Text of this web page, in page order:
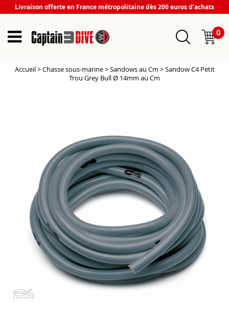
Livraison offerte en France métropolitaine dès 200 euros d’achats
0
Accueil >Chasse sous-marine >Sandows au Cm >Sandow C4 Petit
Trou Grey Bull Ø 14mm au Cm